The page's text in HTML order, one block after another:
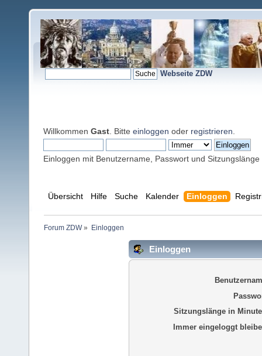
Webseite ZDW
Willkommen Gast . Bitte einloggen oder registrieren
Einloggen mit Benutzername, Passwort und Sitzungslänge
Übersicht Hilfe Suche Kalender Einloggen
Forum ZDW» Einloggen
Einloggen
Sitzungslänge in
Immer eingeloggt